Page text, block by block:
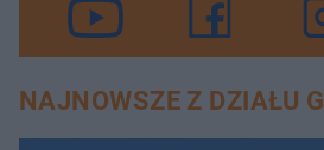
NAJNOWSZE Z DZIAŁU